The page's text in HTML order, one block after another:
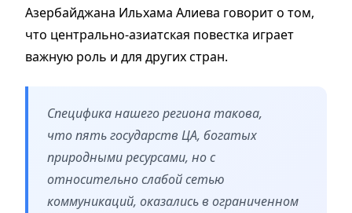
Азербайджана Ильхама Алиева говорит о том,
что центрально-азиатская повестка играет
важную роль и для других стран.
Специфика нашего региона такова,
что пять государств ЦА, богатых
природными ресурсами, но с
относительно слабой сетью
коммуникаций, оказались в ограниченном